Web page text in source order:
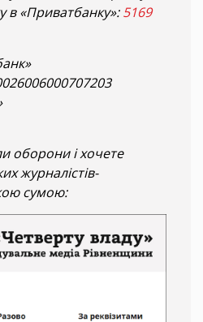
в «Приватбанку»:5169
оборони і хочете
журналістів-
сумою: